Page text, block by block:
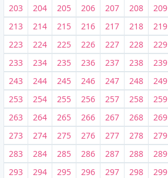
203
204 205 206 207 208 209
213
214 215 216 217 218 219
223
224 225 226 227 228 229
233
234 235 236 237 238 239
243
244 245 246 247 248 249
253
254 255 256 257 258 259
263
264 265 266 267 268 269
273
274 275 276 277 278 279
283
284 285 286 287 288 289
293
294 295 296 297 298 299